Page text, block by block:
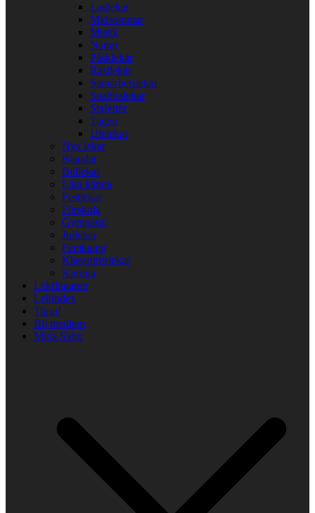
Laglekar
Midsommar
Musik
Namn
Påsklekar
Rastlekar
Samarbetslekar
Snabbalekar
Stafetter
Tagen
Utelekar
Nya lekar
Blandat
Bollekar
Lära känna
Festlekar
Förskola
Gympasal
Jullekar
Femkamp
Klassrumslekar
Kluriga
Lekfinnaren
Lekindex
Tipsa!
Bli medlem
Mina Sidor